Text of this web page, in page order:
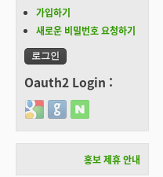
가입하기
새로운 비밀번호 요청하기
Oauth2 Login :
Login with Google
Login with GitHub
Login with Naver
홍보 제휴 안내